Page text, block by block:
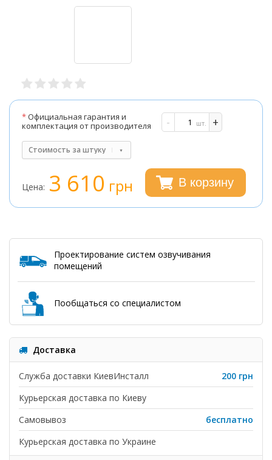
*Официальная гарантия и
комплектация от производителя
- +
шт.
Стоимость за штуку
Цена: 3 610 грн В корзину
Проектирование систем озвучивания
помещений
Пообщаться со специалистом
Доставка
Служба доставки КиевИнсталл
200 грн
Курьерская доставка по Киеву
Самовывоз
бесплатно
Курьерская доставка по Украине